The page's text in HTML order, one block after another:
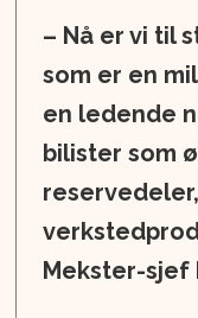
– Nå er vi til
som er en
en ledende
bilister som
Mekster-sjef